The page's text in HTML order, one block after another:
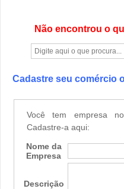
Não encontrou o
Cadastre seu comércio
Você tem empresa
Cadastre-a aqui:
Nome da
Empresa
Descrição